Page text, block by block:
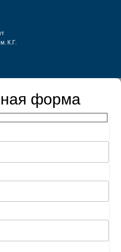
К.Г.
форма